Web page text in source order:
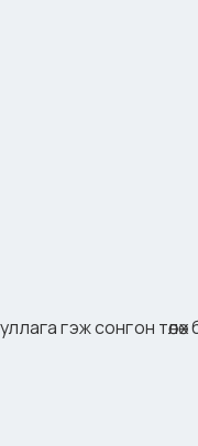
гэж сонгон